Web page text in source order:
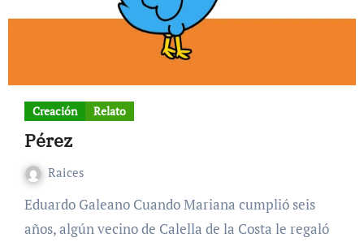
Creación Relato
Pérez
Raices
Eduardo Galeano Cuando Mariana cumplió seis
años, algún vecino de Calella de la Costa le regaló